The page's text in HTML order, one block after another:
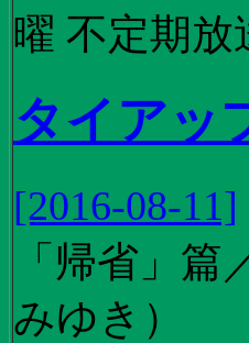
曜 不定期放
タイアッ
[2016-08-11]
「帰省」
みゆき）